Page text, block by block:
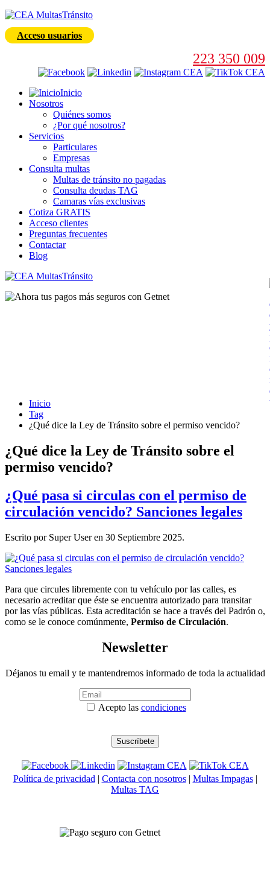
Acceso usuarios
223 350 009
Inicio
Nosotros
Quiénes somos
¿Por qué nosotros?
Servicios
Particulares
Empresas
Consulta multas
Multas de tránsito no pagadas
Consulta deudas TAG
Camaras vías exclusivas
Cotiza GRATIS
Acceso clientes
Preguntas frecuentes
Contactar
Blog
Inicio
Tag
¿Qué dice la Ley de Tránsito sobre el permiso vencido?
¿Qué dice la Ley de Tránsito sobre el
permiso vencido?
¿Qué pasa si circulas con el permiso de
circulación vencido? Sanciones legales
Escrito por Super User en 30 Septiembre 2025.
Para que circules libremente con tu vehículo por las calles, es
necesario acreditar que éste se encuentra autorizado para transitar
por las vías públicas. Esta acreditación se hace a través del Padrón o,
como se le conoce comúnmente, Permiso de Circulación.
Newsletter
Déjanos tu email y te mantendremos informado de toda la actualidad
Acepto las condiciones
Política de privacidad | Contacta con nosotros| Multas Impagas|
Multas TAG